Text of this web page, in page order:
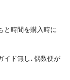
と時間を購入時に
イド無し､偶数便が